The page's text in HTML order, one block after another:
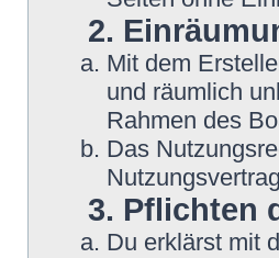
2.
Mit dem
und räumlich
Rahmen des
Das
3. Pflichten
Du erklärst mit